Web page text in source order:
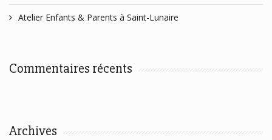
Atelier Enfants & Parents à Saint-Lunaire
Commentaires récents
Archives